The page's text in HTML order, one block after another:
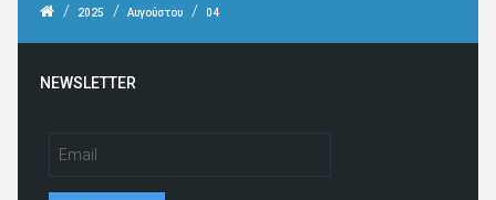
/ 2025 / Αυγούστου / 04
NEWSLETTER